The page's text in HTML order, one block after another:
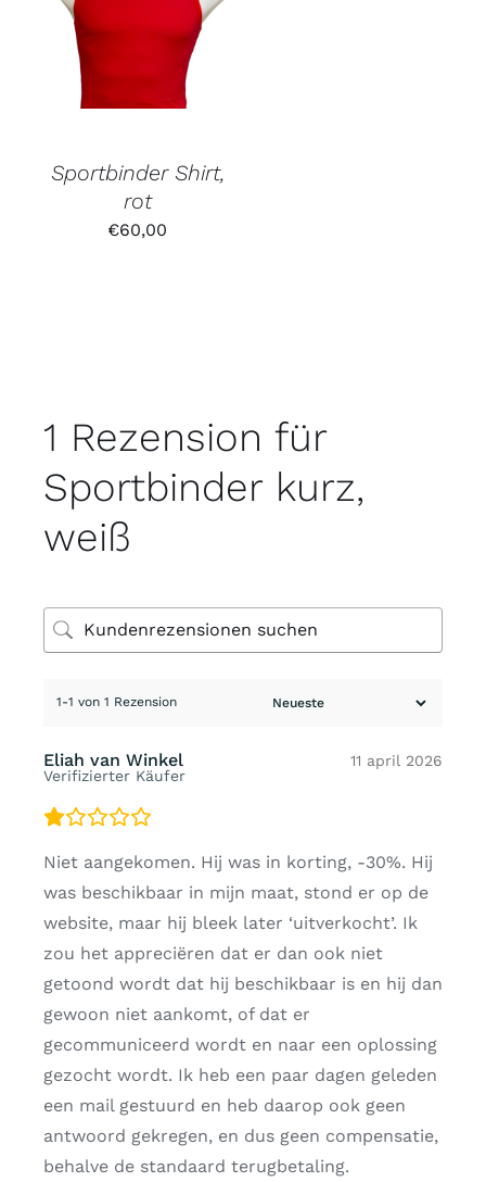
Sportbinder Shirt,
rot
€60,00
1 Rezension für
Sportbinder kurz,
weiß
1-1 von 1 Rezension
Eliah van Winkel
Verifizierter Käufer
11 april 2026
Niet aangekomen. Hij was in korting, -30%. Hij
was beschikbaar in mijn maat, stond er op de
website, maar hij bleek later ‘uitverkocht’. Ik
zou het appreciëren dat er dan ook niet
getoond wordt dat hij beschikbaar is en hij dan
gewoon niet aankomt, of dat er
gecommuniceerd wordt en naar een oplossing
gezocht wordt. Ik heb een paar dagen geleden
een mail gestuurd en heb daarop ook geen
antwoord gekregen, en dus geen compensatie,
behalve de standaard terugbetaling.